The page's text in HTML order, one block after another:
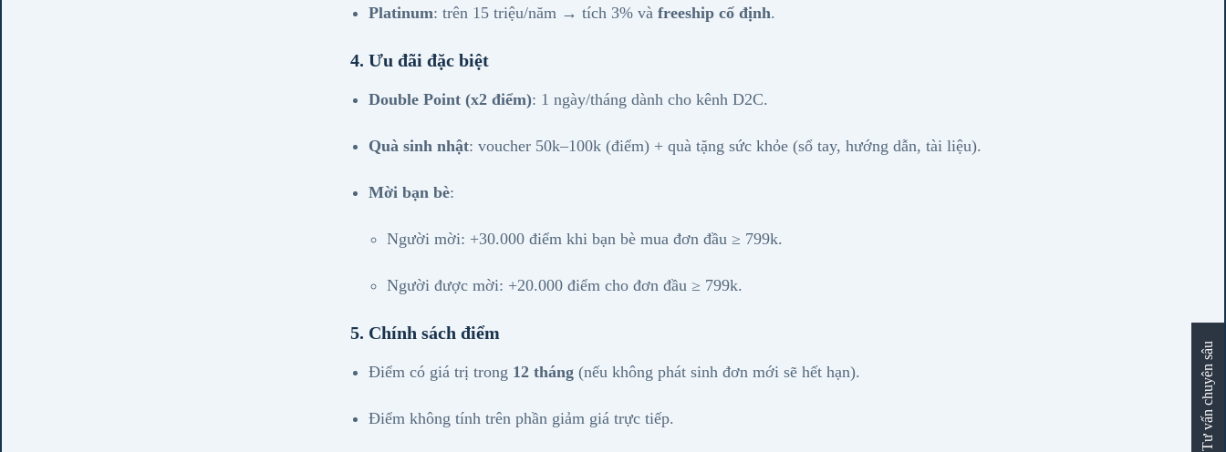
Platinum: trên 15 triệu/năm → tích 3% và freeship cố định.
4. Ưu đãi đặc biệt
Double Point (x2 điểm): 1 ngày/tháng dành cho kênh D2C.
Quà sinh nhật: voucher 50k–100k (điểm) + quà tặng sức khỏe (sổ tay, hướng dẫn, tài liệu).
Mời bạn bè:
Người mời: +30.000 điểm khi bạn bè mua đơn đầu ≥ 799k.
Người được mời: +20.000 điểm cho đơn đầu ≥ 799k.
5. Chính sách điểm
Điểm có giá trị trong 12 tháng (nếu không phát sinh đơn mới sẽ hết hạn).
Điểm không tính trên phần giảm giá trực tiếp. Tư vấn chuyên sâu